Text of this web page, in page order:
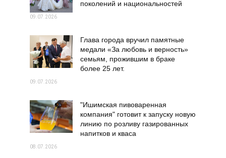
поколений и национальностей
09.07.2026
Глава города вручил памятные
медали «За любовь и верность»
семьям, прожившим в браке
более 25 лет.
09.07.2026
"Ишимская пивоваренная
компания" готовит к запуску новую
линию по розливу газированных
напитков и кваса
08.07.2026